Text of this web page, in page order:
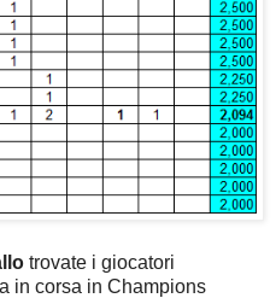
trovate i giocatori
in corsa in Champions